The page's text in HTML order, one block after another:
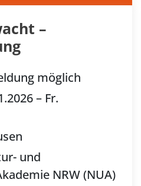
–
möglich
– Fr.
und
NRW (NUA)